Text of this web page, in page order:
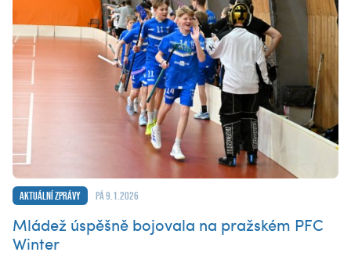
Aktuální zprávy pá 9.1.2026
Mládež úspěšně bojovala na pražském PFC
Winter